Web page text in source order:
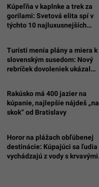
Kúpeľňa v kaplnke a trek za
gorilami: Svetová elita spí v
týchto 10 najluxusnejších
Turisti menia plány a miera k
slovenským susedom: Nový
rebríček dovoleniek ukázal
Rakúsko má 400 jazier na
kúpanie, najlepšie nájdeš „na
skok“ od Bratislavy
Horor na plážach obľúbenej
destinácie: Kúpajúci sa ľudia
vychádzajú z vody s krvavými